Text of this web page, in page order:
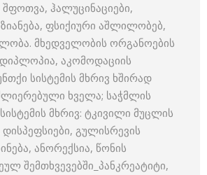
ჰალუცინაციები,
ფსიქიური აშლილობებ,
მხედველობის ორგანოების
აკომოდაციის
სისტემის მხრივ ხშირად
ხველა; საჭმლის
მხრივ: ტკივილი მუცლის
გულისრევის
ანორექსია, წონის
შემთხვევებში_პანკრეატიტი,